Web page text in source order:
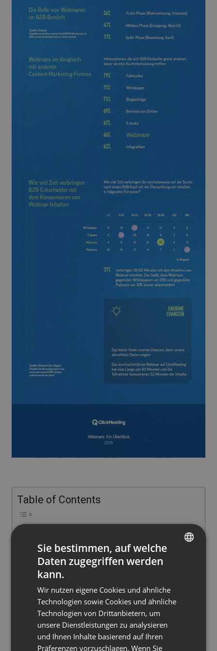
Table of Contents
Warum würden Sie überhaupt ein Webinar
organisieren?
Vom kundenspezifischen Seitendesign bis hin
zum Geldverdienen mit Webinaren
Erreichen Sie B2B-Entscheider – sie sind auf der
Suche nach Webinaren
Warum lassen Webinare andere Inhaltsformate
hinter sich?
ENGLISH
GERMAN
POLISH
RUSSIAN
SPANISH
Sie bestimmen, auf welche
Daten zugegriffen werden
kann.
Wir nutzen eigene Cookies und ähnliche
Technologien sowie Cookies und ähnliche
Technologien von Drittanbietern, um
unsere Dienstleistungen zu analysieren
und Ihnen Inhalte basierend auf Ihren
Präferenzen vorzuschlagen. Wenn Sie